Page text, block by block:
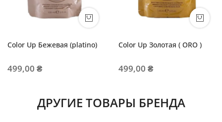
Color Up Бежевая (platino)
499,00 ₴
Color Up Золотая ( ORO )
499,00 ₴
ДРУГИЕ ТОВАРЫ БРЕНДА